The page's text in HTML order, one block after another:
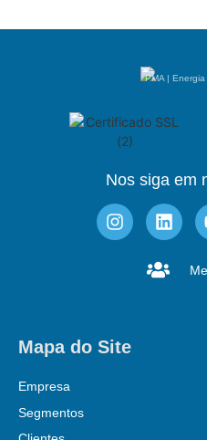
PMA |
Nos siga em
Mapa do Site
Empresa
Segmentos